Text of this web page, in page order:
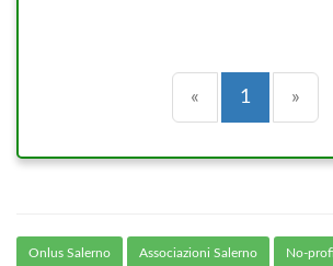
« Precedente
1 (current)
»
Onlus Salerno Associazioni Salerno No-